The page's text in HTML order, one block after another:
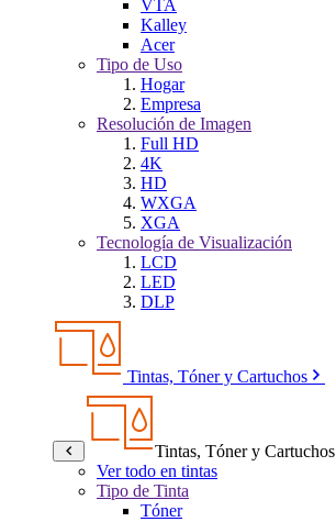
VTA
Kalley
Acer
Tipo de Uso
Hogar
Empresa
Resolución de Imagen
Full HD
4K
HD
WXGA
XGA
Tecnología de Visualización
LCD
LED
DLP
Tintas, Tóner y Cartuchos
Tintas, Tóner y Cartuchos
Ver todo en tintas
Tipo de Tinta
Tóner